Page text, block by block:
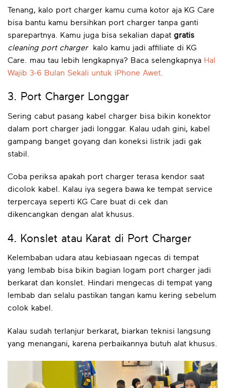
Tenang, kalo port charger kamu cuma kotor aja KG Care
bisa bantu kamu bersihkan port charger tanpa ganti
sparepartnya. Kamu juga bisa sekalian dapat gratis
cleaning port chargerkalo kamu jadi affiliate di KG
Care. mau tau lebih lengkapnya? Baca selengkapnya Hal
Wajib 3-6 Bulan Sekali untuk iPhone Awet.
3. Port Charger Longgar
Sering cabut pasang kabel charger bisa bikin konektor
dalam port charger jadi longgar. Kalau udah gini, kabel
gampang banget goyang dan koneksi listrik jadi gak
stabil.
Coba periksa apakah port charger terasa kendor saat
dicolok kabel. Kalau iya segera bawa ke tempat service
terpercaya seperti KG Care buat di cek dan
dikencangkan dengan alat khusus.
4. Konslet atau Karat di Port Charger
Kelembaban udara atau kebiasaan ngecas di tempat
yang lembab bisa bikin bagian logam port charger jadi
berkarat dan konslet. Hindari mengecas di tempat yang
lembab dan selalu pastikan tangan kamu kering sebelum
colok kabel.
Kalau sudah terlanjur berkarat, biarkan teknisi langsung
yang menangani, karena perbaikannya butuh alat khusus.